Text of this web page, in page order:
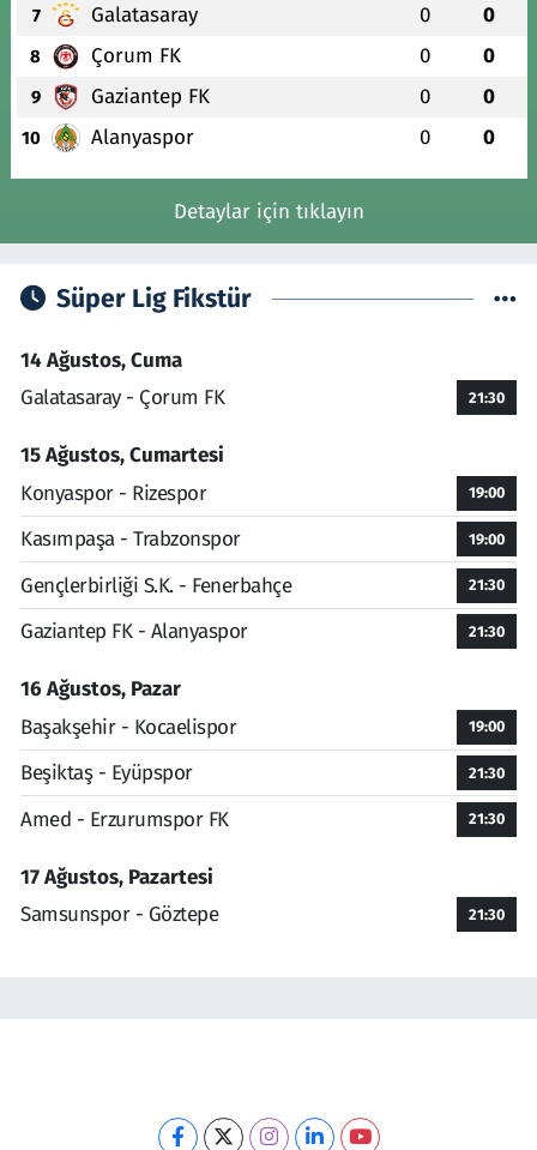
7 Galatasaray 0 0
8 Çorum FK 0 0
9 Gaziantep FK 0 0
10 Alanyaspor 0 0
Detaylar için tıklayın
Süper Lig Fikstür
14 Ağustos, Cuma
Galatasaray - Çorum FK
21:30
15 Ağustos, Cumartesi
Konyaspor - Rizespor
19:00
Kasımpaşa - Trabzonspor 19:00
Gençlerbirliği S.K. - Fenerbahçe 21:30
Gaziantep FK - Alanyaspor 21:30
16 Ağustos, Pazar
Başakşehir - Kocaelispor
19:00
Beşiktaş - Eyüpspor 21:30
Amed - Erzurumspor FK 21:30
17 Ağustos, Pazartesi
Samsunspor - Göztepe
21:30